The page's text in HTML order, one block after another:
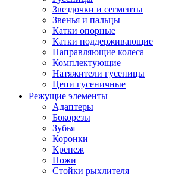
Звездочки и сегменты
Звенья и пальцы
Катки опорные
Катки поддерживающие
Направляющие колеса
Комплектующие
Натяжители гусеницы
Цепи гусеничные
Режущие элементы
Адаптеры
Бокорезы
Зубья
Коронки
Крепеж
Ножи
Стойки рыхлителя